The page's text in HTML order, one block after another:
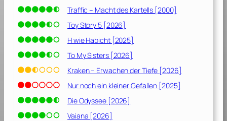
[
2
0
1
6
]
Traffic – Macht des Kartells [2000]
Toy Story 5 [2026]
H wie Habicht [2025]
To My Sisters [2026]
Kraken – Erwachen der Tiefe [2026]
Nur noch ein kleiner Gefallen [2025]
Die Odyssee [2026]
Vaiana [2026]